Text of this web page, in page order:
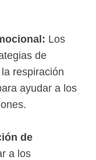
Los
de
respiración
ayudar a los
de
a los